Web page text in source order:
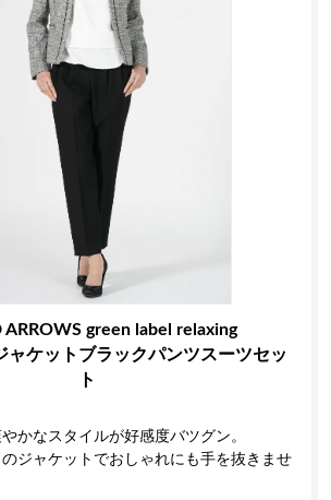
ARROWS green label relaxing
ャケットブラックパンツスーツセッ
ト
かなスタイルが好感度バツグン。
ジャケットでおしゃれにも手を抜きませ